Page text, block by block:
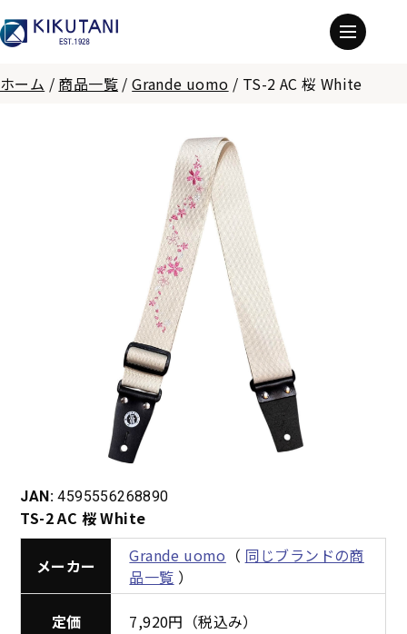
ホーム / 商品一覧 /Grande uomo / TS-2 AC 桜 White
JAN: 4595556268890
TS-2 AC 桜 White
メーカー Grande uomo （ 同じブランドの商
品一覧 ）
定価 7,920円（税込み）